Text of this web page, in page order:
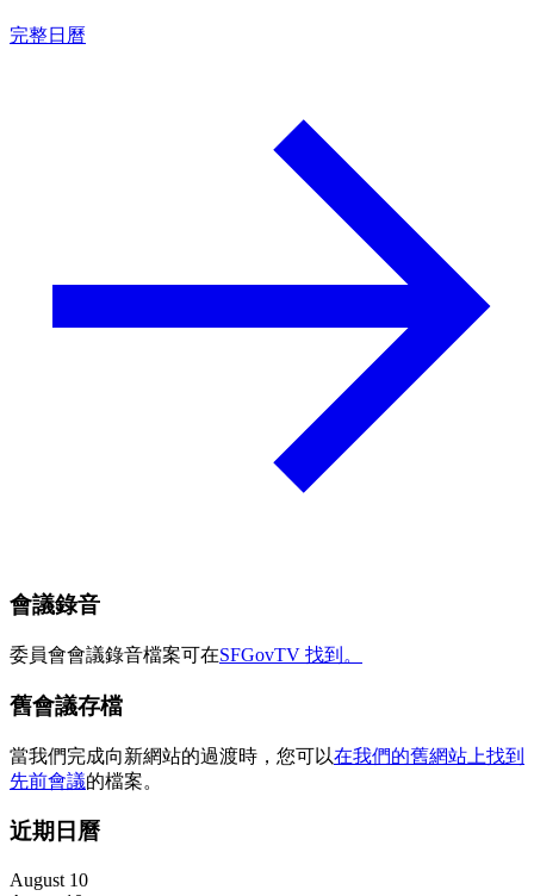
完整日曆
會議錄音
委員會會議錄音檔案可在SFGovTV 找到。
舊會議存檔
當我們完成向新網站的過渡時，您可以在我們的舊網站上找到
先前會議的檔案。
近期日曆
August 10